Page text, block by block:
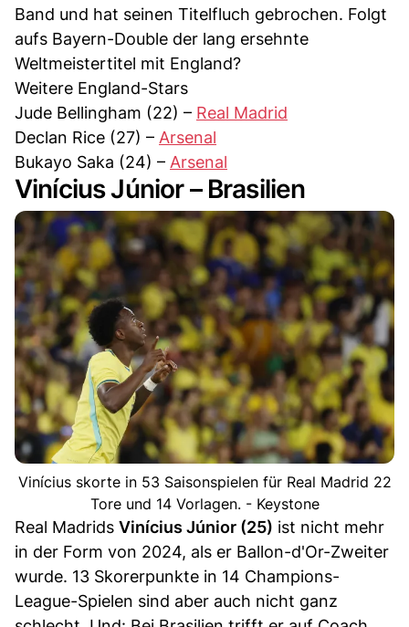
Band und hat seinen Titelfluch gebrochen. Folgt
aufs Bayern-Double der lang ersehnte
Weltmeistertitel mit England?
Weitere England-Stars
Jude Bellingham (22) – Real Madrid
Declan Rice (27) – Arsenal
Bukayo Saka (24) – Arsenal
Vinícius Júnior – Brasilien
Vinícius skorte in 53 Saisonspielen für Real Madrid 22
Tore und 14 Vorlagen. - Keystone
Real Madrids Vinícius Júnior (25) ist nicht mehr
in der Form von 2024, als er Ballon-d'Or-Zweiter
wurde. 13 Skorerpunkte in 14 Champions-
League-Spielen sind aber auch nicht ganz